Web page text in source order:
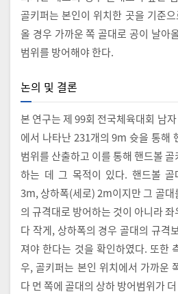
골키퍼는 본인이 위치한 곳을 기준
올 경우 가까운 쪽 골대로 공이 날아
범위를 방어해야 한다.
논의 및 결론
본 연구는 제 99회 전국체육대회 남
에서 나타난 231개의 9m 슛을 통해
범위를 산출하고 이를 통해 핸드볼
하는 데 그 목적이 있다. 핸드볼 골
3m, 상하폭(세로) 2m이지만 그 골대
의 규격대로 방어하는 것이 아니라
다 작게, 상하폭의 경우 골대의 규격
져야 한다는 것을 확인하였다. 또한
우, 골키퍼는 본인 위치에서 가까운
다 먼 쪽에 골대의 상하 방어범위가